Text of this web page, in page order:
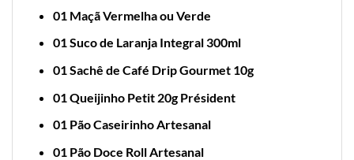
01 Maçã Vermelha ou Verde
01Suco de Laranja Integral 300ml
01 Sachê de Café Drip Gourmet 10g
01 Queijinho Petit 20g Président
01 Pão Caseirinho Artesanal
01 Pão Doce Roll Artesanal